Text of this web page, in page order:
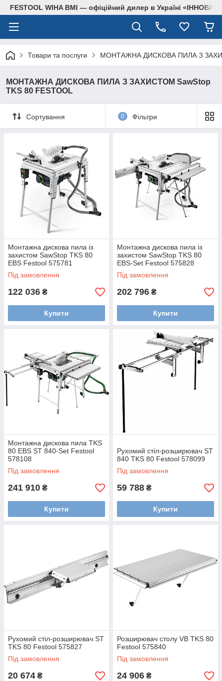
FESTOOL WIHA BMI — офіційний дилер в Україні
Товари та послуги МОНТАЖНА ДИСКОВА ПИЛА З
МОНТАЖНА ДИСКОВА ПИЛА З ЗАХИСТОМ SawStop
TKS 80 FESTOOL
Сортування 0 Фільтри
Монтажна дискова пила із
захистом SawStop TKS 80
EBS Festool 575781
Під замовлення
122 036 ₴
Купити
Монтажна дискова пила із
захистом SawStop TKS 80
EBS-Set Festool 575828
Під замовлення
202 796 ₴
Купити
Монтажна дискова пила TKS
80 EBS ST 840-Set Festool
578108
Під замовлення
241 910 ₴
Купити
Рухомий стіл-розширювач ST
840 TKS 80 Festool 578099
Під замовлення
59 788 ₴
Купити
Рухомий стіл-розширювач ST
TKS 80 Festool 575827
Під замовлення
20 674 ₴
Розширювач столу VB TKS 80
Festool 575840
Під замовлення
24 906 ₴